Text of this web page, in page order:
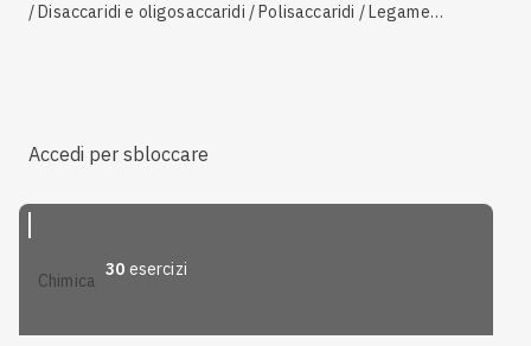
/ Disaccaridi e oligosaccaridi / Polisaccaridi / Legame
Accedi per sbloccare
chimica
30 esercizi